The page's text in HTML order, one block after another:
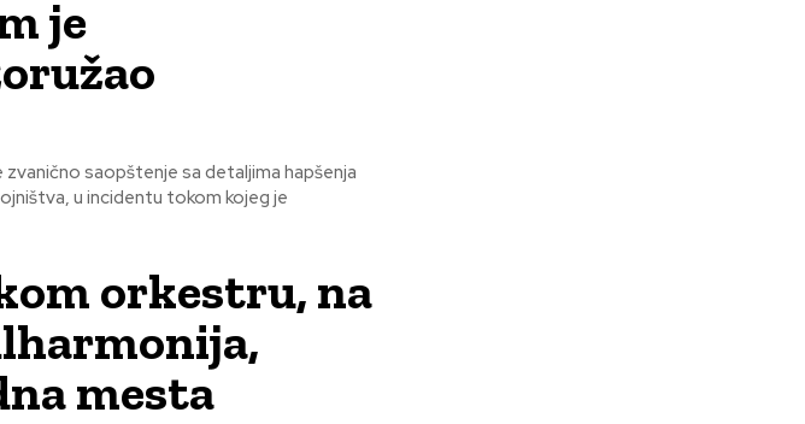
je
saopštenje sa detaljima hapšenja
u incidentu tokom kojeg je
orkestru, na
mesta